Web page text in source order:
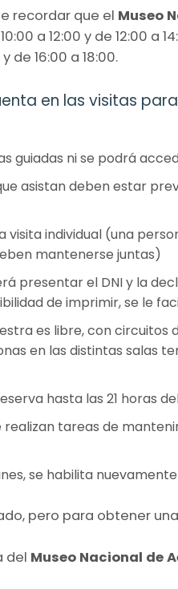
recordar que el Museo
a 12:00 y de 12:00
de 16:00 a 18:00.
en las visitas
guiadas ni se podrá
asistan deben estar
visita individual (una
mantenerse juntas)
presentar el DNI y la
de imprimir, se le
es libre, con circuitos
en las distintas salas
hasta las 21 horas
realizan tareas de
se habilita
pero para obtener
del Museo Nacional de